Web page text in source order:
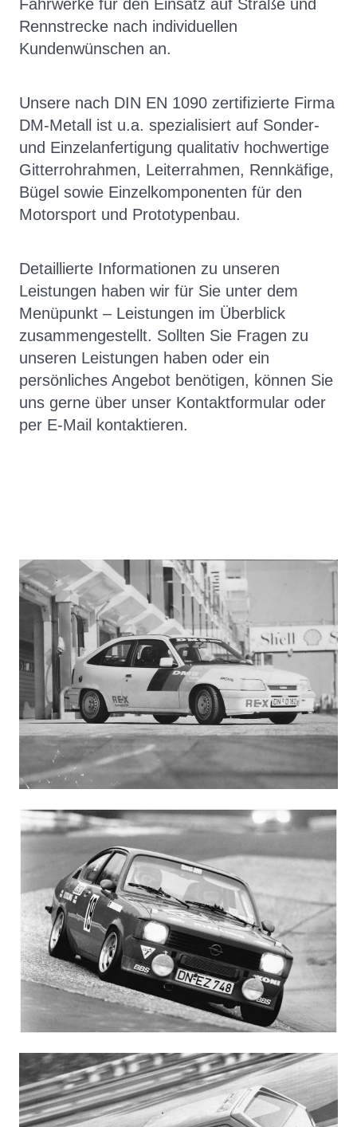
Fahrwerke für den Einsatz auf Straße und
Rennstrecke nach individuellen
Kundenwünschen an.
Unsere nach DIN EN 1090 zertifizierte Firma
DM-Metall ist u.a. spezialisiert auf Sonder-
und Einzelanfertigung qualitativ hochwertige
Gitterrohrahmen, Leiterrahmen, Rennkäfige,
Bügel sowie Einzelkomponenten für den
Motorsport und Prototypenbau.
Detaillierte Informationen zu unseren
Leistungen haben wir für Sie unter dem
Menüpunkt – Leistungen im Überblick
zusammengestellt. Sollten Sie Fragen zu
unseren Leistungen haben oder ein
persönliches Angebot benötigen, können Sie
uns gerne über unser Kontaktformular oder
per E-Mail kontaktieren.